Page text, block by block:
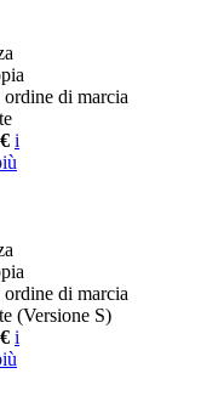
ordine di marcia
i
ordine di marcia
(Versione S)
i